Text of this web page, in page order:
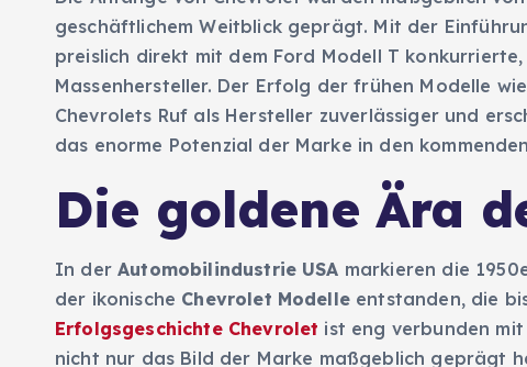
geschäftlichem Weitblick geprägt. Mit der
preislich direkt mit dem Ford Modell T
Massenhersteller. Der Erfolg der frühen Modelle
Chevrolets Ruf als Hersteller zuverlässiger und
das enorme Potenzial der Marke in den
Die goldene Ära
In derAutomobilindustrie USA markieren die
der ikonische Chevrolet Modelleentstanden, die
Erfolgsgeschichte Chevrolet ist eng verbunden
nicht nur das Bild der Marke maßgeblich geprägt